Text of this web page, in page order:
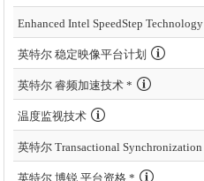
Enhanced Intel SpeedStep Technology
英特尔 稳定映像平台计划
英特尔 睿频加速技术 *
温度监视技术
英特尔 博锐 平台资格 *